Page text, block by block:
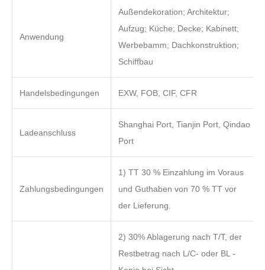
Anwendung
Außendekoration; Architektur;
Aufzug; Küche; Decke; Kabinett;
Werbebamm; Dachkonstruktion;
Schiffbau
Handelsbedingungen EXW, FOB, CIF, CFR
Ladeanschluss
Shanghai Port, Tianjin Port, Qindao
Port
Zahlungsbedingungen
1) TT 30 % Einzahlung im Voraus
und Guthaben von 70 % TT vor
der Lieferung.
2) 30% Ablagerung nach T/T, der
Restbetrag nach L/C- oder BL -